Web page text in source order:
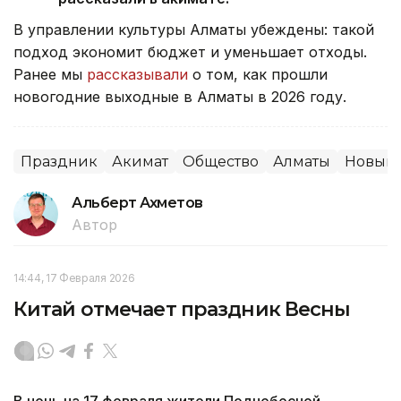
В управлении культуры Алматы убеждены: такой
подход экономит бюджет и уменьшает отходы.
Ранее мы рассказывали о том, как прошли
новогодние выходные в Алматы в 2026 году.
Праздник Акимат Общество Алматы Новый
Альберт Ахметов
Автор
14:44, 17 Февраля 2026
Китай отмечает праздник Весны